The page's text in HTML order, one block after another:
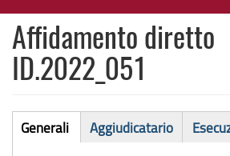
Affidamento diretto
ID.2022_051
Affidamento
Generali
Aggiudicatario